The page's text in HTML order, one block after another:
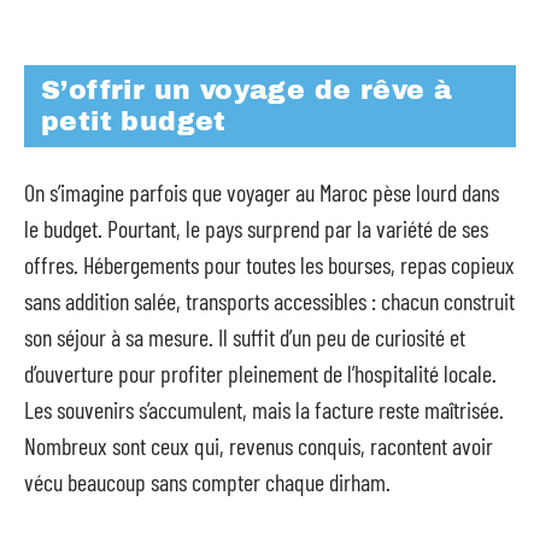
S’offrir un voyage de rêve à
petit budget
On s’imagine parfois que voyager au Maroc pèse lourd dans
le budget. Pourtant, le pays surprend par la variété de ses
offres. Hébergements pour toutes les bourses, repas copieux
sans addition salée, transports accessibles : chacun construit
son séjour à sa mesure. Il suffit d’un peu de curiosité et
d’ouverture pour profiter pleinement de l’hospitalité locale.
Les souvenirs s’accumulent, mais la facture reste maîtrisée.
Nombreux sont ceux qui, revenus conquis, racontent avoir
vécu beaucoup sans compter chaque dirham.